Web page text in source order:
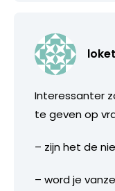
loket
Interessanter
te geven op
– zijn het de
– word je